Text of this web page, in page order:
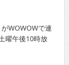
WOWOWで連
曜午後10時放